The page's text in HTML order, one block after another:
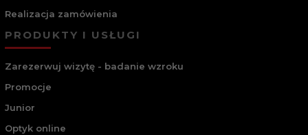
Realizacja zamówienia
PRODUKTY I USŁUGI
Zarezerwuj wizytę - badanie wzroku
Promocje
Junior
Optyk online